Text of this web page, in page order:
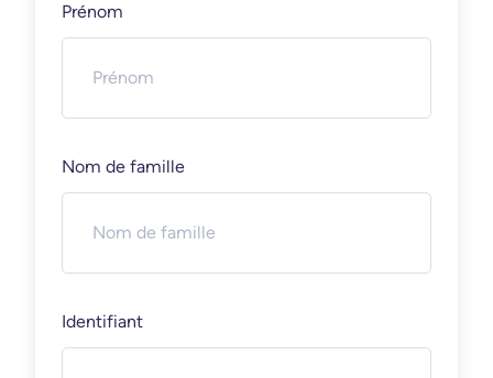
Prénom
Nom de famille
Identifiant